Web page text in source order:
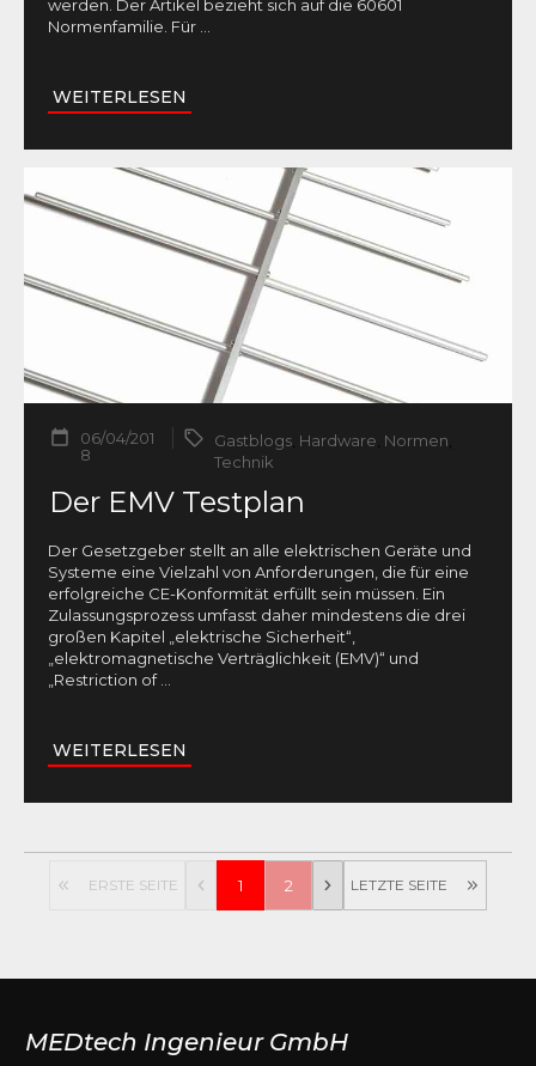
werden. Der Artikel bezieht sich auf die 60601
Normenfamilie. Für ...
WEITERLESEN
06/04/201
8
Gastblogs, Hardware Normen
Technik
Der EMV Testplan
Der Gesetzgeber stellt an alle elektrischen Geräte und
Systeme eine Vielzahl von Anforderungen, die für eine
erfolgreiche CE-Konformität erfüllt sein müssen. Ein
Zulassungsprozess umfasst daher mindestens die drei
großen Kapitel „elektrische Sicherheit“,
„elektromagnetische Verträglichkeit (EMV)“ und
„Restriction of...
WEITERLESEN
ERSTE SEITE 1 2 LETZTE SEITE
MEDtech Ingenieur GmbH